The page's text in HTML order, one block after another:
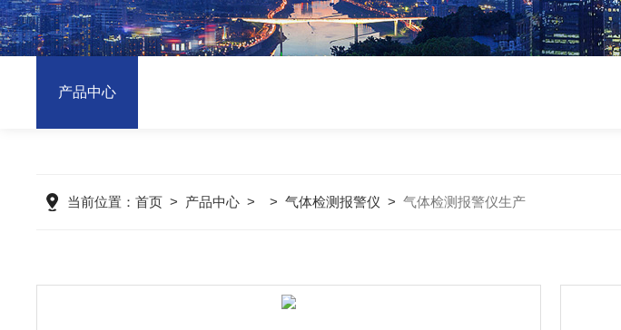
产品中心
当前位置：首页 > 产品中心 > >气体检测报警仪 >气体检测报警仪生产